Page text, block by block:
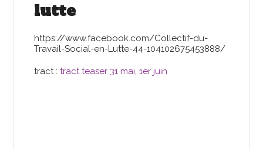
lutte
https://www.facebook.com/Collectif-du-
Travail-Social-en-Lutte-44-104102675453888/
tract :tract teaser 31 mai, 1er juin